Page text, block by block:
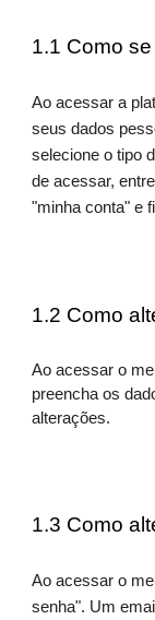
1.1 Como
Ao acessar a
seus dados
selecione o tipo
de acessar,
"minha conta" e
1.2 Como
Ao acessar o
preencha os
alterações.
1.3 Como
Ao acessar o
senha". Um